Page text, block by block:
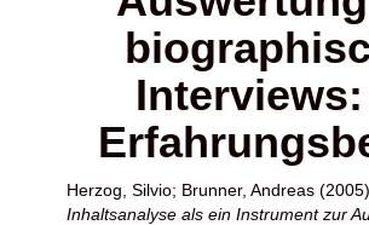
Herzog, Silvio; Brunner, Andreas (2005).
Inhaltsanalyse als ein Instrument zur